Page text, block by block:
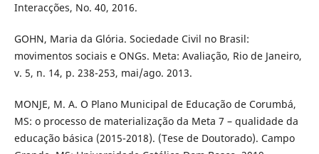
Interacções, No. 40, 2016.
GOHN, Maria da Glória. Sociedade Civil no Brasil:
movimentos sociais e ONGs. Meta: Avaliação, Rio de Janeiro,
v. 5, n. 14, p. 238-253, mai/ago. 2013.
MONJE, M. A. O Plano Municipal de Educação de Corumbá,
MS: o processo de materialização da Meta 7 – qualidade da
educação básica (2015-2018). (Tese de Doutorado). Campo